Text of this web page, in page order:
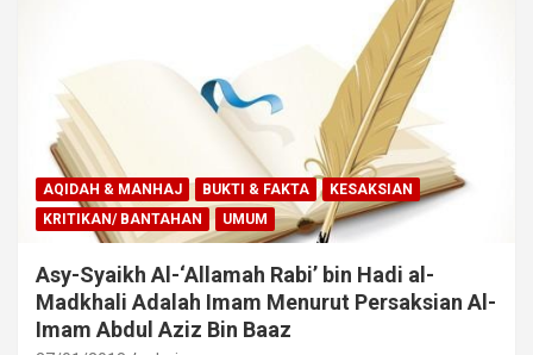
AQIDAH & MANHAJ BUKTI & FAKTA
KESAKSIAN
KRITIKAN/ BANTAHAN
UMUM
Asy-Syaikh Al-‘Allamah Rabi’ bin Hadi al-
Madkhali Adalah Imam Menurut Persaksian Al-
Imam Abdul Aziz Bin Baaz